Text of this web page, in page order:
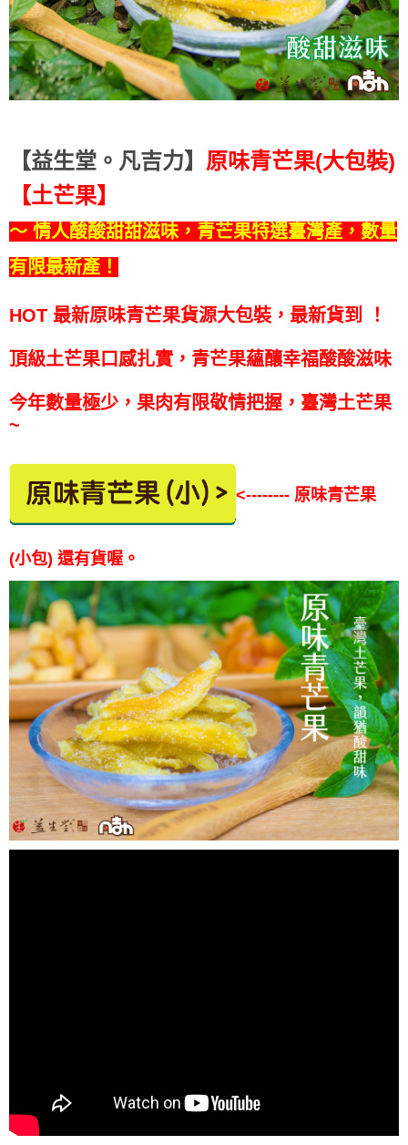
【益生堂。凡吉力】 原味青芒果(大包裝)
【土芒果】
～ 情人酸酸甜甜滋味，青芒果特選臺灣產，數量
有限最新產！
HOT 最新原味青芒果貨源大包裝，最新貨到 ！
頂級土芒果口感扎實，青芒果蘊釀幸福酸酸滋味
今年數量極少，果肉有限敬情把握，臺灣土芒果
~
<-------- 原味青芒果
(小包) 還有貨喔。